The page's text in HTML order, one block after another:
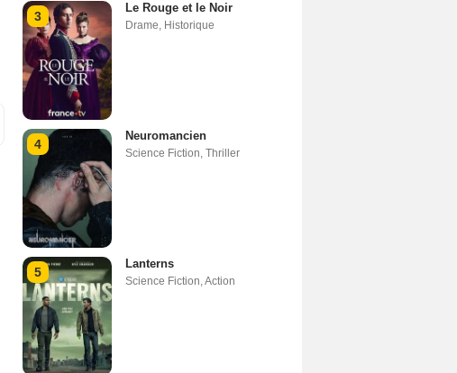
3
Le Rouge et le Noir
Drame, Historique
4
Neuromancien
Science Fiction, Thriller
5
Lanterns
Science Fiction,Action